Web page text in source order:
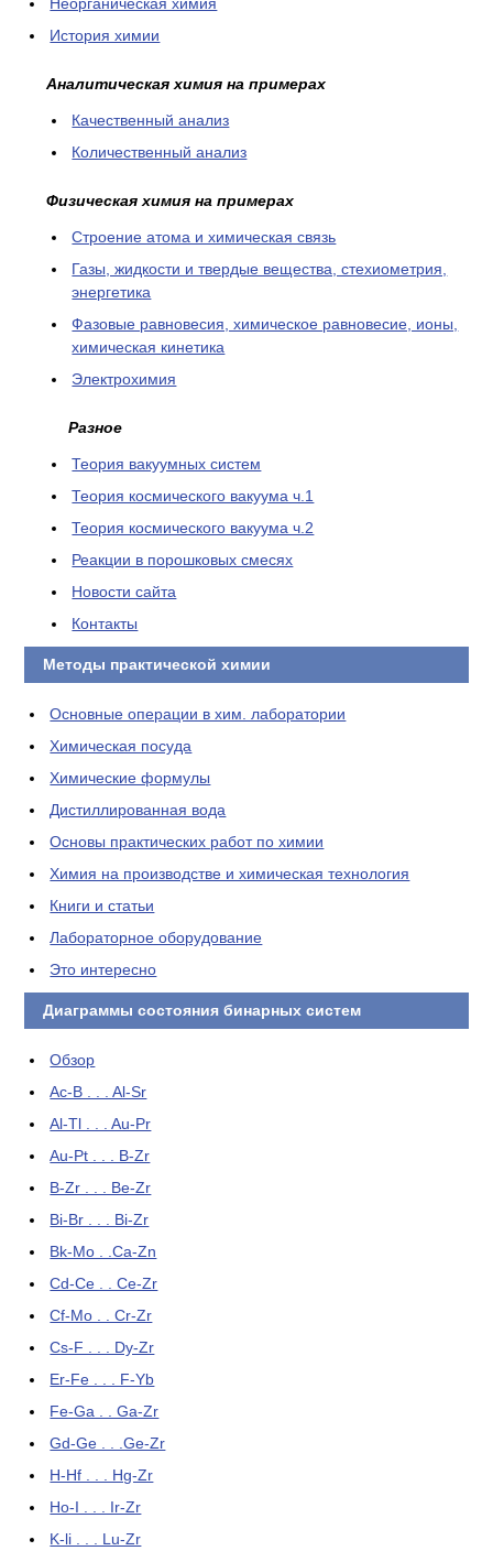
История химии
Аналитическая химия на примерах
Качественный анализ
Количественный анализ
Физическая химия на примерах
Cтроение атома и химическая связь
Газы, жидкости и твердые вещества, стехиометрия,
энергетика
Фазовые равновесия, химическое равновесие, ионы,
химическая кинетика
Электрохимия
Разное
Теория вакуумных систем
Теория космического вакуума ч.1
Теория космического вакуума ч.2
Реакции в порошковых смесях
Новости сайта
Контакты
Методы практической химии
Основные операции в хим. лаборатории
Химическая посуда
Химические формулы
Дистиллированная вода
Основы практических работ по химии
Химия на производстве и химическая технология
Книги и статьи
Лабораторное оборудование
Это интересно
Диаграммы состояния бинарных систем
Обзор
Ac-B . . . Al-Sr
Al-Tl . . . Au-Pr
Au-Pt . . . B-Zr
B-Zr . . . Be-Zr
Bi-Br . . . Bi-Zr
Bk-Mo . .Ca-Zn
Cd-Ce . . Ce-Zr
Cf-Mo . . Cr-Zr
Cs-F . . . Dy-Zr
Er-Fe . . . F-Yb
Fe-Ga . . Ga-Zr
Gd-Ge . . .Ge-Zr
H-Hf . . . Hg-Zr
Ho-I . . . Ir-Zr
K-li . . . Lu-Zr